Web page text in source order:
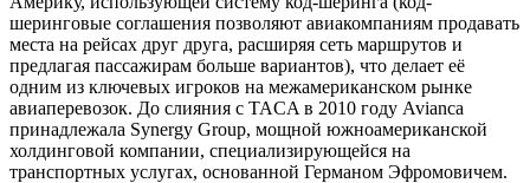
шеринговые соглашения позволяют авиакомпаниям продавать
места на рейсах друг друга, расширяя сеть маршрутов и
предлагая пассажирам больше вариантов), что делает её
одним из ключевых игроков на межамериканском рынке
авиаперевозок. До слияния с TACA в 2010 году Avianca
принадлежала Synergy Group, мощной южноамериканской
холдинговой компании, специализирующейся на
транспортных услугах, основанной Германом Эфромовичем.